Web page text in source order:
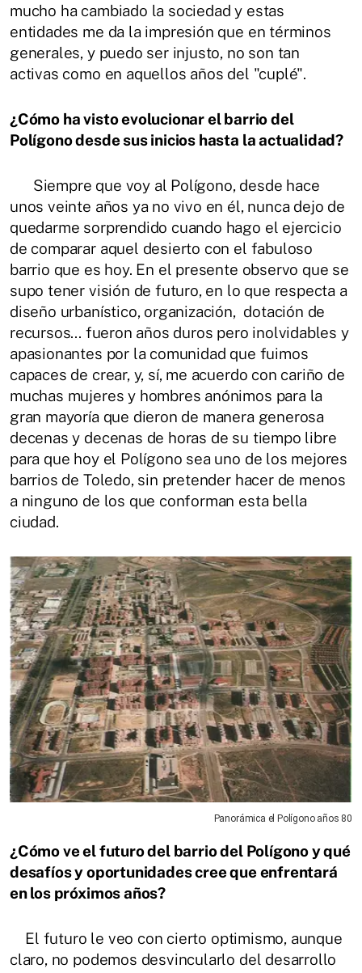
mucho ha cambiado la sociedad y estas
entidades me da la impresión que en términos
generales, y puedo ser injusto, no son tan
activas como en aquellos años del "cuplé".
¿Cómo ha visto evolucionar el barrio del
Polígono desde sus inicios hasta la actualidad?
Siempre que voy al Polígono, desde hace
unos veinte años ya no vivo en él, nunca dejo de
quedarme sorprendido cuando hago el ejercicio
de comparar aquel desierto con el fabuloso
barrio que es hoy. En el presente observo que se
supo tener visión de futuro, en lo que respecta a
diseño urbanístico, organización, dotación de
recursos... fueron años duros pero inolvidables y
apasionantes por la comunidad que fuimos
capaces de crear, y, sí, me acuerdo con cariño de
muchas mujeres y hombres anónimos para la
gran mayoría que dieron de manera generosa
decenas y decenas de horas de su tiempo libre
para que hoy el Polígono sea uno de los mejores
barrios de Toledo, sin pretender hacer de menos
a ninguno de los que conforman esta bella
ciudad.
Panorámica el Polígono años 80
¿Cómo ve el futuro del barrio del Polígono y qué
desafíos y oportunidades cree que enfrentará
en los próximos años?
El futuro le veo con cierto optimismo, aunque
claro, no podemos desvincularlo del desarrollo